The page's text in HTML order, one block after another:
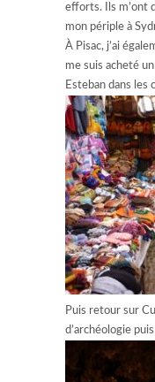
efforts. Ils m’ont
mon périple à
À Pisac, j’ai
me suis acheté
Esteban dans les
Puis retour sur
d’archéologie